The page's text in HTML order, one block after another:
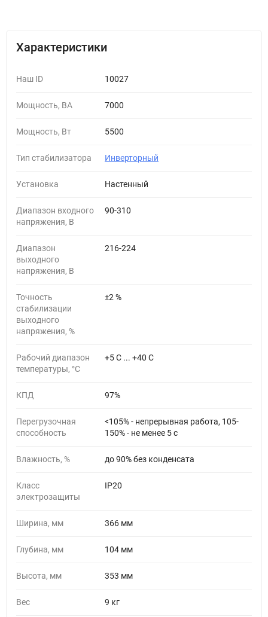
Характеристики
Наш ID 10027
Мощность, ВА 7000
Мощность, Вт 5500
Тип стабилизатора Инверторный
Установка Настенный
Диапазон входного
напряжения, В
90-310
Диапазон
выходного
напряжения, В
216-224
Точность
стабилизации
выходного
напряжения, %
±2 %
Рабочий диапазон
температуры, °С
+5 C ... +40 C
КПД 97%
Перегрузочная
способность
<105% - непрерывная работа, 105-
150% - не менее 5 с
Влажность, % до 90% без конденсата
Класс
электрозащиты
IP20
Ширина, мм 366 мм
Глубина, мм 104 мм
Высота, мм 353 мм
Вес 9 кг